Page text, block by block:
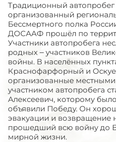
Традиционный
организованный
Бессмертного полка
ДОСААФ прошёл по
Участники автопробега
родных – участников
войны. В населённых
Краснофарфорный и Оскуе
организованные
участником автопробега
Алексеевич, которому
объявили Победу. Он
эвакуации и возвращение
прошедший всю войну до
мирной жизни.